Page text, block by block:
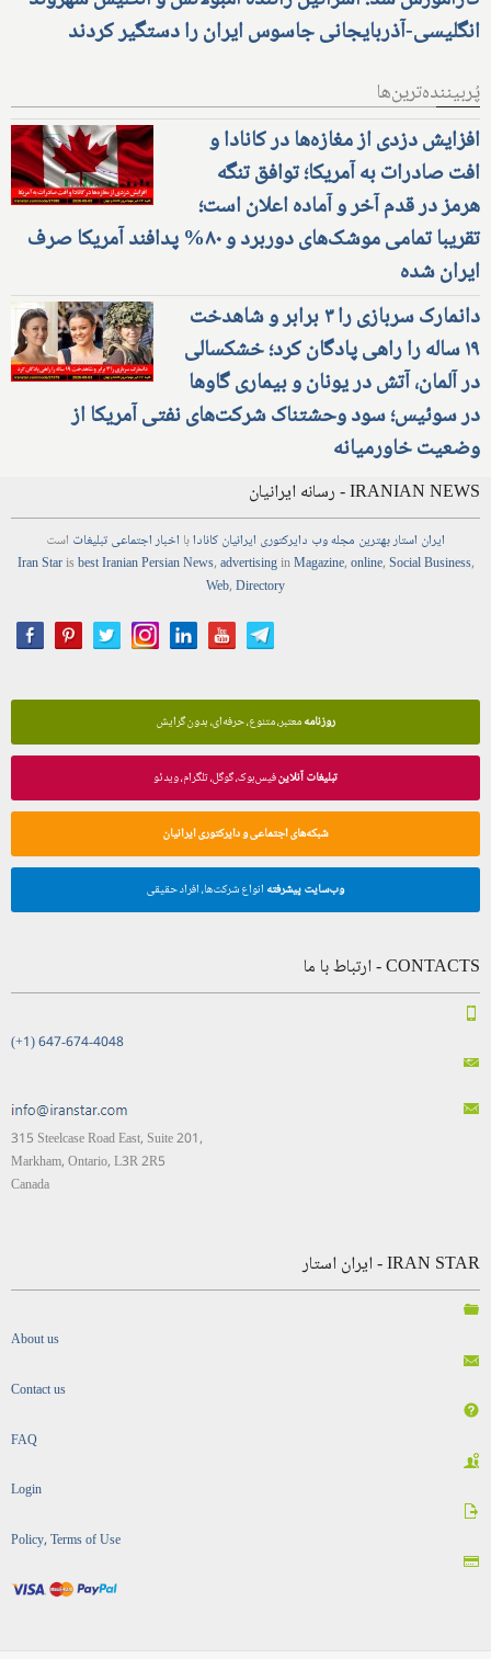
انگلیسی-آذربایجانی جاسوس ایران را دستگیر کردند
پُربیننده‌ترین‌ها
افزایش دزدی از مغازه‌ها در کانادا و
افت صادرات به آمریکا؛ توافق تنگه
هرمز در قدم آخر و آماده اعلان است؛
تقریبا تمامی موشک‌های دوربرد و ۸۰% پدافند آمریکا صرف
ایران شده
دانمارک سربازی را ۳ برابر و شاهدخت
۱۹ ساله را راهی پادگان کرد؛ خشکسالی
در آلمان، آتش در یونان و بیماری گاوها
در سوئیس؛ سود وحشتناک شرکت‌های نفتی آمریکا از
وضعیت خاورمیانه
IRANIAN NEWS - رسانه ایرانیان
ایران استاربهترین مجلهوب دایرکتوری ایرانیان کانادابا اخباراجتماعیتبلیغات است
Iran Starisbest Iranian PersianNews,advertisinginMagazine,online,Social Business,
Web,Directory
روزنامهمعتبر، متنوع، حرفه‌ای، بدون گرایش
تبلیغات آنلاینفیس‌بوک، گوگل، تلگرام، ویدئو
شبکه‌های اجتماعی و دایرکتوری ایرانیان
وب‌سایت پیشرفته انواع شرکت‌ها، افراد حقیقی
CONTACTS - ارتباط با ما
(+1) 647-674-4048
315 Steelcase Road East, Suite 201,
Markham, Ontario, L3R 2R5
Canada
IRAN STAR - ایران استار
About us
Contact us
FAQ
Login
Policy, Terms of Use